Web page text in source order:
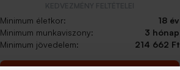
Minimum életkor:
18 év
Minimum munkaviszony:
3 hónap
Minimum jövedelem:
214 662 Ft